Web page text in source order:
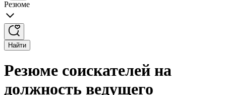
Резюме
Найти
Резюме соискателей на
должность ведущего